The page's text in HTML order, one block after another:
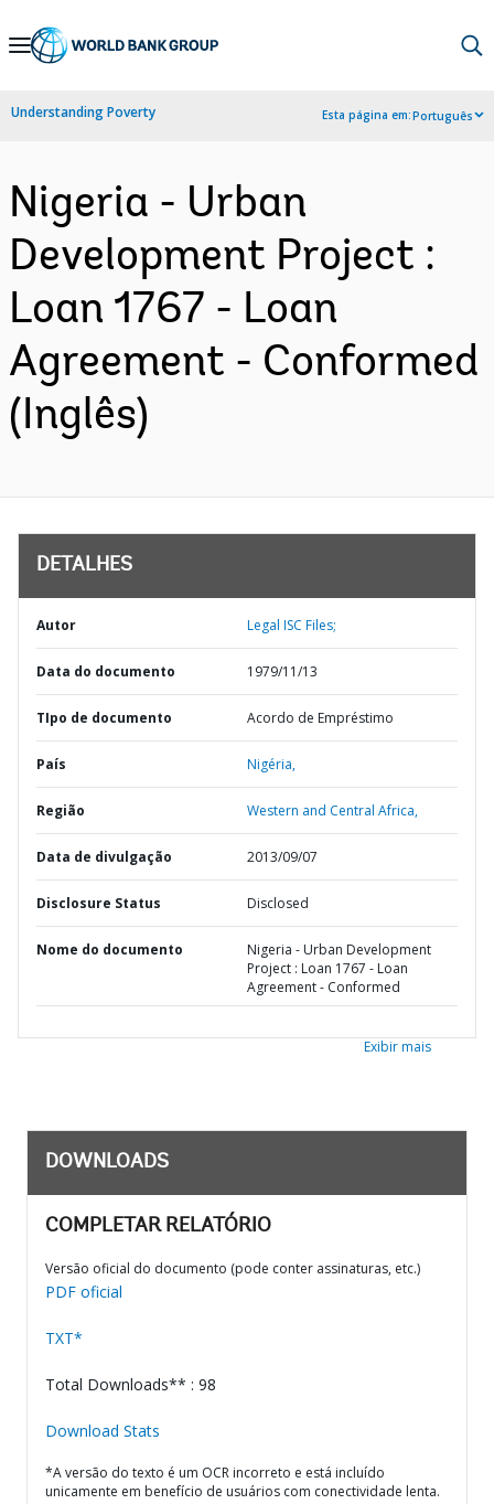
Skip
Navigation
Understanding Poverty Esta página em:Português
Nigeria - Urban
Development Project :
Loan 1767 - Loan
Agreement - Conformed
(Inglês)
DETALHES
Autor Legal ISC Files;
Data do documento 1979/11/13
TIpo de documento Acordo de Empréstimo
País Nigéria,
Região Western and Central Africa,
Data de divulgação 2013/09/07
Disclosure Status Disclosed
Nome do documento
Nigeria - Urban Development
Project : Loan 1767 - Loan
Agreement - Conformed
Exibir mais
DOWNLOADS
COMPLETAR RELATÓRIO
Versão oficial do documento (pode conter assinaturas, etc.)
PDF oficial
TXT*
Total Downloads** : 98
Download Stats
*A versão do texto é um OCR incorreto e está incluído
unicamente em benefício de usuários com conectividade lenta.